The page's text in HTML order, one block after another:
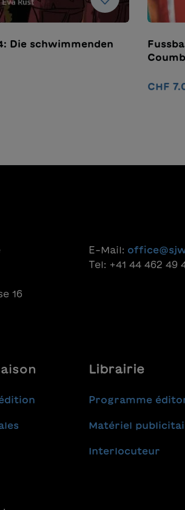
Die schwimmenden
CHF
16
E-Mail:
Tel: +41 44 462 49
Librairie
Programme
Matériel
Interlocuteur